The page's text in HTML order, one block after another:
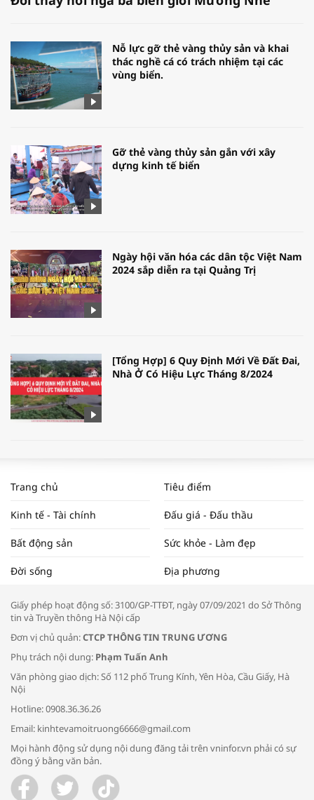
Nỗ lực gỡ thẻ vàng thủy sản và khai
thác nghề cá có trách nhiệm tại các
vùng biển.
Gỡ thẻ vàng thủy sản gắn với xây
dựng kinh tế biển
Ngày hội văn hóa các dân tộc Việt Nam
2024 sắp diễn ra tại Quảng Trị
[Tổng Hợp] 6 Quy Định Mới Về Đất Đai,
Nhà Ở Có Hiệu Lực Tháng 8/2024
NAM NĂM 2024 VÀ NĂM 2025 | NHỊP
ĐẬP THỊ TRƯỜNG #62
Tọa đàm “Xúc tiến thương mại: Khơi
Bác sĩ tư vấn cách phòng tránh bệnh
đường hô hấp trong thời tiết giao mùa
Trao yêu thương cho em
Trang chủ Tiêu điểm
Kinh tế - Tài chính Đấu giá - Đấu thầu
Bất động sản Sức khỏe - Làm đẹp
Đời sống Địa phương
Giấy phép hoạt động số: 3100/GP-TTĐT, ngày 07/09/2021 do Sở Thông
tin và Truyền thông Hà Nội cấp
Đơn vị chủ quản:CTCP THÔNG TIN TRUNG ƯƠNG
Phụ trách nội dung: Phạm Tuấn Anh
Văn phòng giao dịch: Số 112 phố Trung Kính, Yên Hòa, Cầu Giấy, Hà
Nội
Hotline: 0908.36.36.26
Email: kinhtevamoitruong6666@gmail.com
Mọi hành động sử dụng nội dung đăng tải trên vninfor.vn phải có sự
đồng ý bằng văn bản.